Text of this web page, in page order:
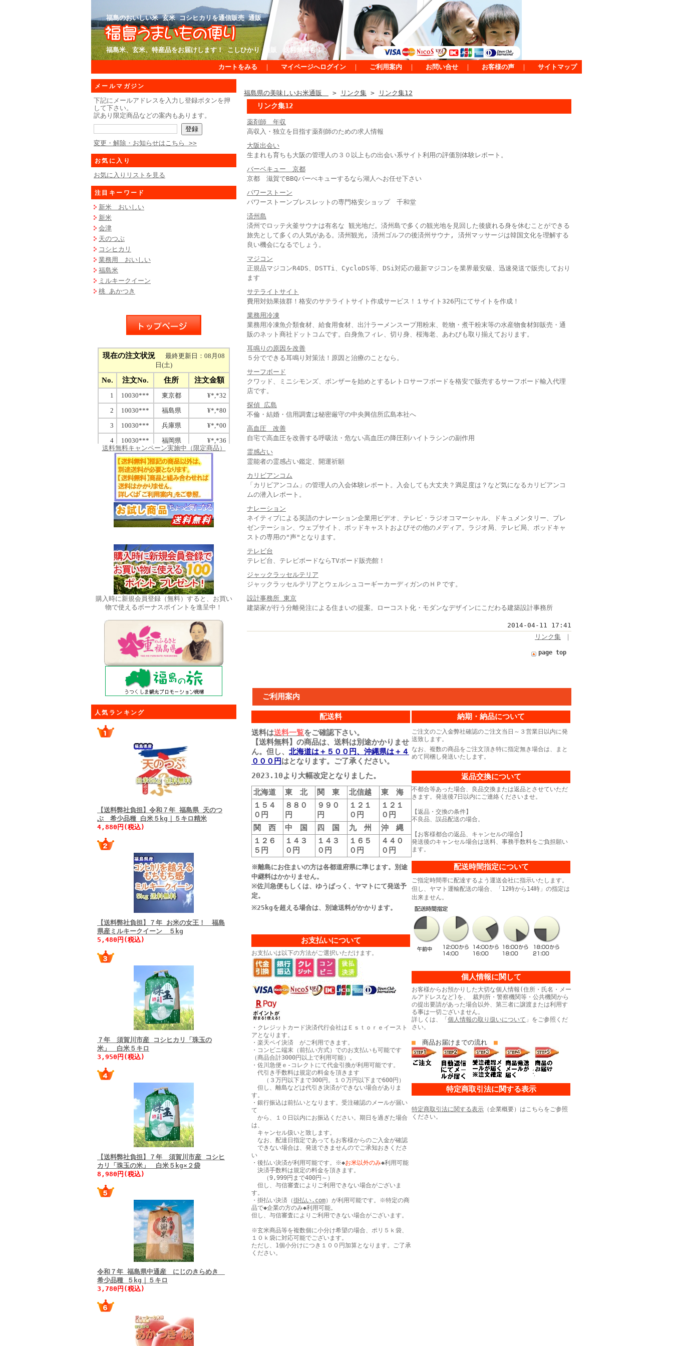
福島のおいしい米 玄米 コシヒカリを通信販売 通販
福島米、玄米、特産品をお届けします！ こしひかり 通販 送料無料も！
カートをみる ｜ マイページへログイン ｜ ご利用案内 ｜ お問い合せ ｜ お客様の声 ｜ サイトマップ
メールマガジン
下記にメールアドレスを入力し登録ボタンを押
して下さい。
訳あり限定商品などの案内もあります。
変更・解除・お知らせはこちら >>
お気に入り
お気に入りリストを見る
注目キーワード
新米 おいしい
新米
会津
天のつぶ
コシヒカリ
業務用 おいしい
福島米
ミルキークイーン
桃 あかつき
送料無料キャンペーン実施中（限定商品）
購入時に新規会員登録（無料）すると、お買い
物で使えるボーナスポイントを進呈中！
人気ランキング
【送料弊社負担】令和７年 福島県 天のつ
ぶ 希少品種 白米５kg｜５キロ精米
4,880円(税込)
【送料弊社負担】７年 お米の女王！ 福島
県産ミルキークイーン ５kg
5,480円(税込)
７年 須賀川市産 コシヒカリ「珠玉の
米」 白米５キロ
3,950円(税込)
【送料弊社負担】７年 須賀川市産 コシヒ
カリ「珠玉の米」 白米５kg×２袋
8,980円(税込)
令和７年 福島県中通産 にじのきらめき
希少品種 ５kg｜５キロ
3,780円(税込)
福島県の美味しいお米通販 > リンク集 > リンク集12
リンク集12
薬剤師 年収
高収入・独立を目指す薬剤師のための求人情報
大阪出会い
生まれも育ちも大阪の管理人の３０以上もの出会い系サイト利用の評価別体験レポート。
バーベキュー 京都
京都 滋賀でBBQバーべキューするなら湖人へお任せ下さい
パワーストーン
パワーストーンブレスレットの専門格安ショップ 千和堂
済州島
済州でロッテ火釜サウナは有名な 観光地だ。済州島で多くの観光地を見回した後疲れる身を休むことができる
旅先として多くの人気がある。済州観光, 済州ゴルフの後済州サウナ, 済州マッサージは韓国文化を理解する
良い機会になるでしょう。
マジコン
正規品マジコンR4DS、DSTTi、CycloDS等、DSi対応の最新マジコンを業界最安級、迅速発送で販売しており
ます
サテライトサイト
費用対効果抜群！格安のサテライトサイト作成サービス！１サイト326円にてサイトを作成！
業務用冷凍
業務用冷凍魚介類食材、給食用食材、出汁ラーメンスープ用粉末、乾物・煮干粉末等の水産物食材卸販売・通
販のネット商社ドットコムです。白身魚フィレ、切り身、桜海老、あわびも取り揃えております。
耳鳴りの原因を改善
５分でできる耳鳴り対策法！原因と治療のことなら。
サーフボード
クワッド、ミニシモンズ、ボンザーを始めとするレトロサーフボードを格安で販売するサーフボード輸入代理
店です。
探偵 広島
不倫・結婚・信用調査は秘密厳守の中央興信所広島本社へ
高血圧 改善
自宅で高血圧を改善する呼吸法・危ない高血圧の降圧剤ハイトラシンの副作用
霊感占い
霊能者の霊感占い鑑定、開運祈願
カリビアンコム
「カリビアンコム」の管理人の入会体験レポート。入会しても大丈夫？満足度は？など気になるカリビアンコ
ムの潜入レポート。
ナレーション
ネイティブによる英語のナレーション企業用ビデオ、テレビ・ラジオコマーシャル、ドキュメンタリー、プレ
ゼンテーション、ウェブサイト、ポッドキャストおよびその他のメディア。ラジオ局、テレビ局、ポッドキャ
ストの専用の"声"となります。
テレビ台
テレビ台、テレビボードならTVボード販売館！
ジャックラッセルテリア
ジャックラッセルテリアとウェルシュコーギーカーディガンのＨＰです。
設計事務所 東京
建築家が行う分離発注による住まいの提案。ローコスト化・モダンなデザインにこだわる建築設計事務所
2014-04-11 17:41
リンク集 ｜
page top
ご利用案内
配送料
送料は送料一覧をご確認下さい。
【送料無料】の商品は、送料は別途かかりませ
ん。但し、 北海道は＋５００円、沖縄県は＋４
０００円はとなります。ご了承ください。
2023.10より大幅改定となりました。
北海道
東 北 関 東 北信越
東 海
１５４
０円
８８０
円
９９０
円
１２１
０円
１２１
０円
関 西
中 国 四 国 九 州
沖 縄
１２６
５円
１４３
０円
１４３
０円
１６５
０円
４４０
０円
※離島にお住まいの方は各都道府県に準じます。別途
中継料はかかりません。
※佐川急便もしくは、ゆうぱっく、ヤマトにて発送予
定。
※25kgを超える場合は、別途送料がかかります。
お支払いについて
お支払いは以下の方法がご選択いただけます。
・クレジットカード決済代行会社はＥｓｔｏｒｅイースト
アとなります。
・楽天ペイ決済 がご利用できます。
・コンビニ端末（前払い方式）でのお支払いも可能です
（商品合計3000円以上で利用可能）。
・佐川急便ｅ-コレクトにて代金引換が利用可能です。
代引き手数料は規定の料金を頂きます
（３万円以下まで300円。１０万円以下まで600円）
但し、離島などは代引き決済ができない場合がありま
す。
・銀行振込は前払いとなります。受注確認のメールが届い
て
から、１０日以内にお振込ください。期日を過ぎた場合
は、
キャンセル扱いと致します。
なお、配達日指定であってもお客様からのご入金が確認
できない場合は、発送できませんのでご承知おきくださ
い
・後払い決済が利用可能です。※◆お米以外のみ◆利用可能
決済手数料は規定の料金を頂きます。
（9,999円まで400円～）
但し、与信審査によりご利用できない場合がございま
す。
・掛払い決済（掛払い.com）が利用可能です。※特定の商
品で◆企業の方のみ◆利用可能。
但し、与信審査によりご利用できない場合がございます。
※玄米商品等を複数個に小分け希望の場合、ポリ５ｋ袋、
１０ｋ袋に対応可能でございます。
ただし、1個小分けにつき１００円加算となります。ご了承
ください。
納期・納品について
ご注文のご入金弊社確認のご注文当日～３営業日以内に発
送致します。
なお、複数の商品をご注文頂き特に指定無き場合は、まと
めて同梱し発送いたします。
返品交換について
不都合等あった場合、良品交換または返品とさせていただ
きます。発送後7日以内にご連絡くださいませ。
【返品・交換の条件】
不良品、誤品配送の場合。
【お客様都合の返品、キャンセルの場合】
発送後のキャンセル場合は送料、事務手数料をご負担願い
ます。
配送時間指定について
ご指定時間帯に配達するよう運送会社に指示いたします。
但し、ヤマト運輸配送の場合、「12時から14時」の指定は
出来ません。
個人情報に関して
お客様からお預かりした大切な個人情報(住所・氏名・メー
ルアドレスなど)を、 裁判所・警察機関等・公共機関から
の提出要請があった場合以外、第三者に譲渡または利用す
る事は一切ございません。
詳しくは、「 個人情報の取り扱いについて 」をご参照くだ
さい。
■ 商品お届けまでの流れ ■
特定商取引法に関する表示
特定商取引法に関する表示 （企業概要）はこちらをご参照
ください。